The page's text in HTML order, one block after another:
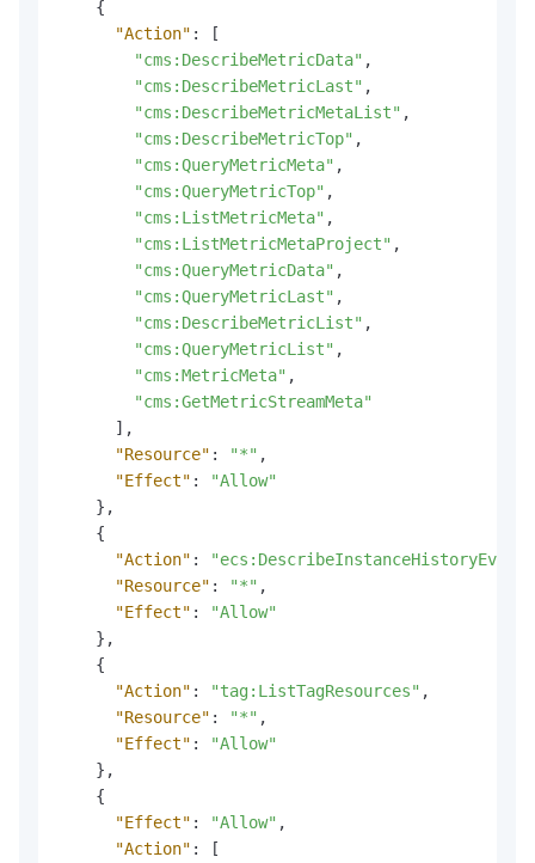
{
"Action" :
[
"cms:DescribeMetricData" ,
"cms:DescribeMetricLast" ,
"cms:DescribeMetricMetaList" ,
"cms:DescribeMetricTop" ,
"cms:QueryMetricMeta" ,
"cms:QueryMetricTop" ,
"cms:ListMetricMeta" ,
"cms:ListMetricMetaProject" ,
"cms:QueryMetricData" ,
"cms:QueryMetricLast" ,
"cms:DescribeMetricList" ,
"cms:QueryMetricList" ,
"cms:MetricMeta" ,
"cms:GetMetricStreamMeta"
] ,
"Resource" : "*" ,
"Effect" :
"Allow"
} ,
{
"Action" :
"Resource" : "*" ,
"Effect" :
"Allow"
} ,
{
"Action" : "tag:ListTagResources" ,
"Resource" : "*" ,
"Effect" :
"Allow"
} ,
{
"Effect" : "Allow" ,
"Action" :
[